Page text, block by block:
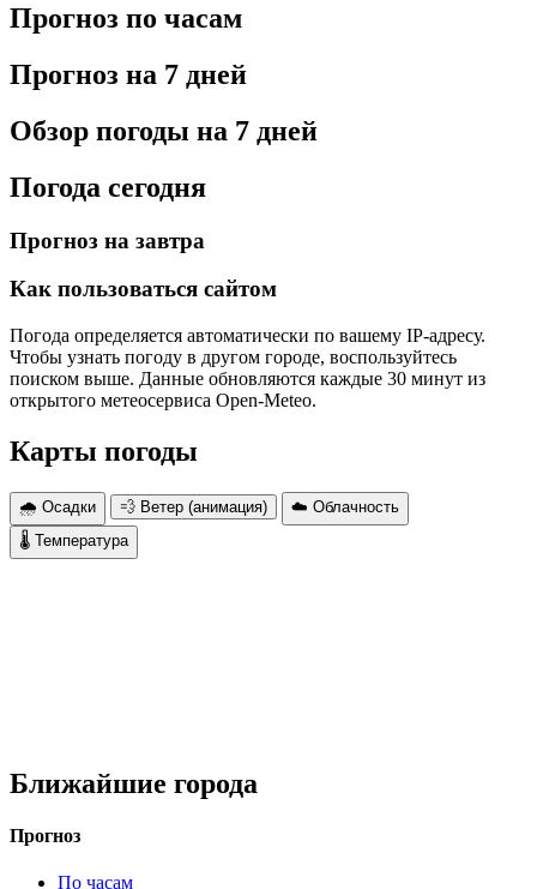
Прогноз по часам
Прогноз на 7 дней
Обзор погоды на 7 дней
Погода сегодня
Прогноз на завтра
Как пользоваться сайтом
Погода определяется автоматически по вашему IP-адресу.
Чтобы узнать погоду в другом городе, воспользуйтесь
поиском выше. Данные обновляются каждые 30 минут из
открытого метеосервиса Open-Meteo.
Карты погоды
🌧 Осадки 💨 Ветер (анимация)
☁️ Облачность
🌡 Температура
Ближайшие города
Прогноз
По часам